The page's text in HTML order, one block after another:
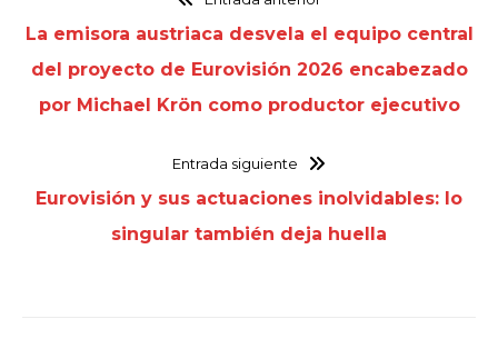
La emisora austriaca desvela el equipo central
del proyecto de Eurovisión 2026 encabezado
por Michael Krön como productor ejecutivo
Entrada siguiente
Eurovisión y sus actuaciones inolvidables: lo
singular también deja huella